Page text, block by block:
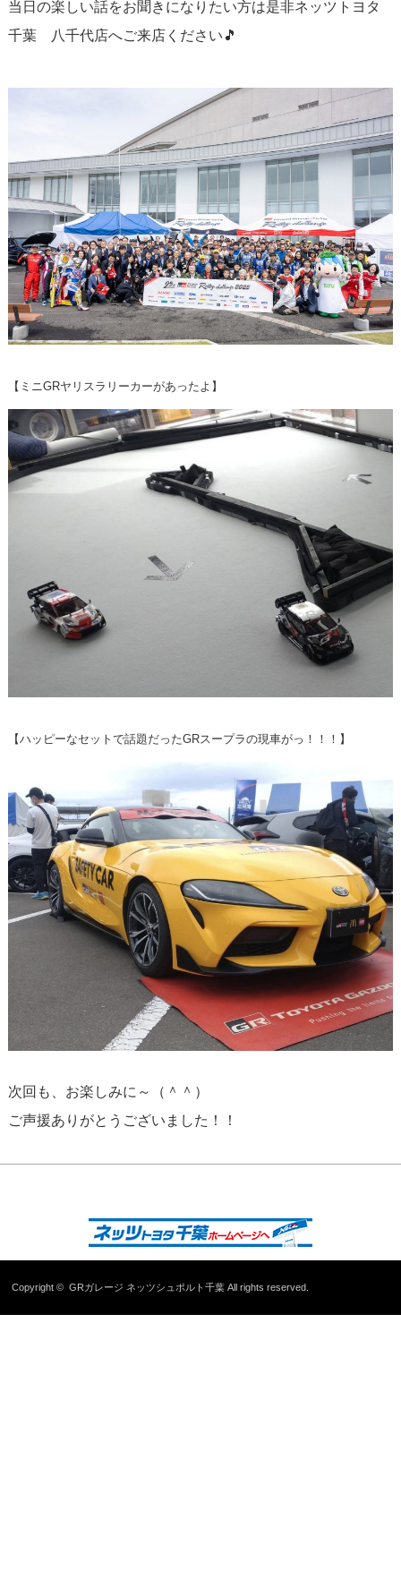
当日の楽しい話をお聞きになりたい方は是非ネッツトヨタ
千葉 八千代店へご来店ください🎵
【ミニGRヤリスラリーカーがあったよ】
【ハッピーなセットで話題だったGRスープラの現車がっ！！！】
次回も、お楽しみに～（＾＾）
ご声援ありがとうございました！！
Copyright ©GRガレージ ネッツシュポルト千葉 All rights reserved.